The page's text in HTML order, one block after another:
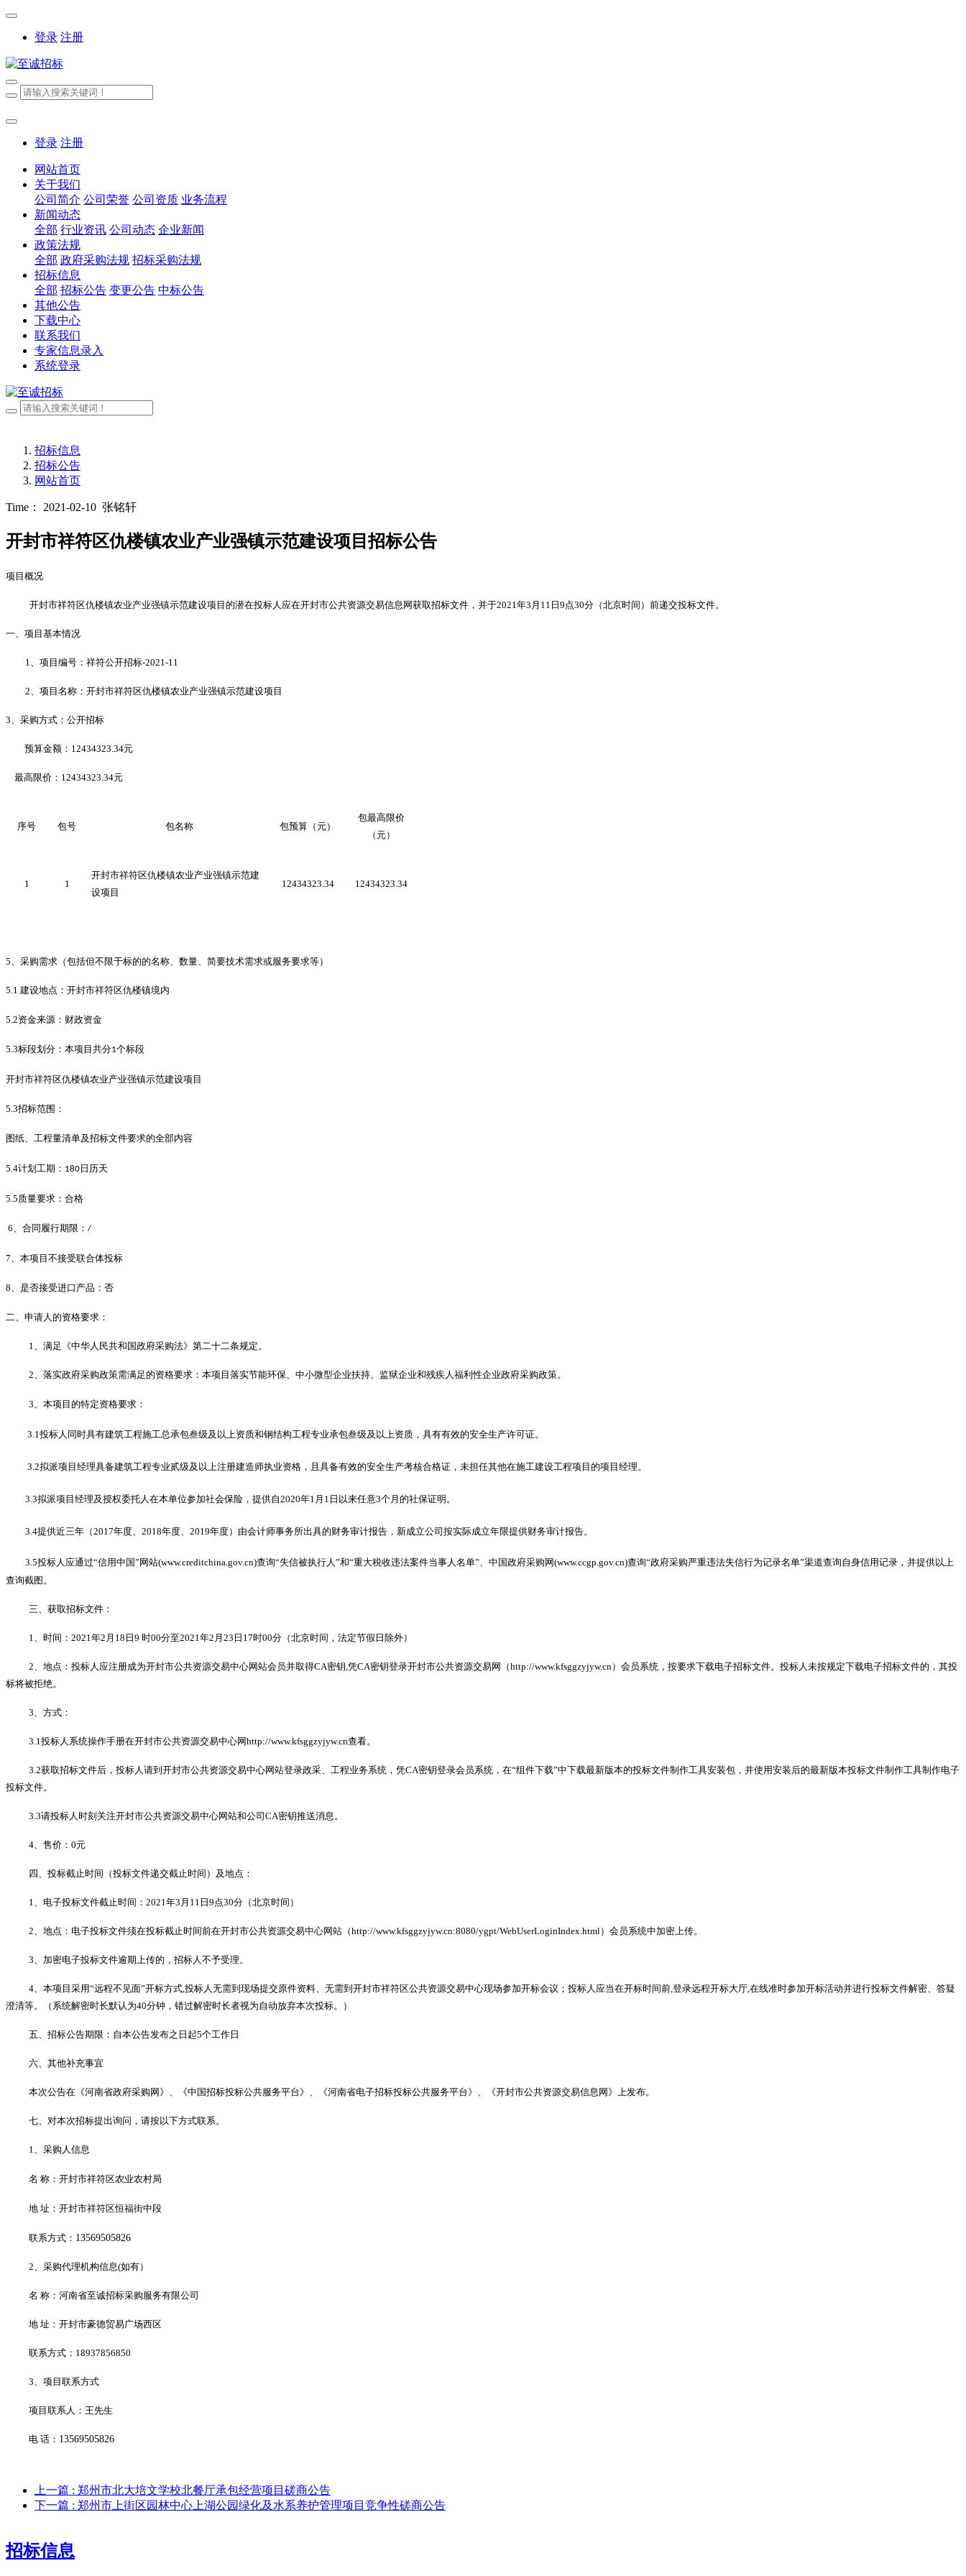
登录 注册
登录 注册
网站首页
关于我们
公司简介 公司荣誉 公司资质 业务流程
新闻动态
全部 行业资讯 公司动态 企业新闻
政策法规
全部 政府采购法规 招标采购法规
招标信息
全部 招标公告 变更公告 中标公告
其他公告
下载中心
联系我们
专家信息录入
系统登录
招标信息
招标公告
网站首页
Time： 2021-02-10 张铭轩
开封市祥符区仇楼镇农业产业强镇示范建设项目招标公告
项目概况
开封市祥符区仇楼镇农业产业强镇示范建设项目 的潜在投标人应在开封市公共资源交易信息网获取招标文件，并于2021年3月11日9点30分（北京时间）前递交投标文件。
一、项目基本情况
1、项目编号： 祥符公开招标-2021-11
2、项目名称： 开封市祥符区仇楼镇农业产业强镇示范建设项目
3、采购方式：公开招标
预算金额： 12434323.34元
最高限价： 12434323.34元
序号 包号 包名称 包预算（元）
包最高限价
（元）
1 1
开封市祥符区仇楼镇农业产业强镇示范建
设项目
12434323.34 12434323.34
5、采购需求 （包括但不限于标的的名称、数量、简要技术需求或服务要求等）
5.1 建设地点：开封市祥符区仇楼镇境内
5.2资金来源：财政资金
5.3标段划分：本项目共分1个标段
开封市祥符区仇楼镇农业产业强镇示范建设项目
5.3招标范围：
图纸、工程量清单及招标文件要求的全部内容
5.4计划工期： 180 日历天
5.5质量要求：合格
6、合同履行期限： /
7、本项目不接受联合体投标
8、是否接受进口产品：否
二、申请人的资格要求：
1、满足《中华人民共和国政府采购法》第二十二条规定。
2、落实政府采购政策需满足的资格要求： 本项目落实节能环保、中小微型企业扶持、监狱企业和残疾人福利性企业政府采购政策。
3、本项目的特定资格要求：
3.1投标人同时具有建筑工程施工总承包叁级及以上资质和钢结构工程专业承包叁级及以上资质，具有有效的安全生产许可证。
3.2拟派项目经理具备建筑工程专业贰级及以上注册建造师执业资格，且具备有效的安全生产考核合格证，未担任其他在施工建设工程项目的项目经理。
3.3拟派项目经理及授权委托人在本单位参加社会保险，提供自2020年1月1日以来任意3个月的社保证明。
3.4提供近三年（2017年度、2018年度、2019年度）由会计师事务所出具的财务审计报告，新成立公司按实际成立年限提供财务审计报告。
3.5投标人应通过“信用中国”网站(www.creditchina.gov.cn)查询“失信被执行人”和“重大税收违法案件当事人名单”、中国政府采购网(www.ccgp.gov.cn)查询“政府采购严重违法失信行为记录名单”渠道查询自身信用记录，并提供以上
查询截图。
三、获取招标文件：
1、时间：2021年2月18日9 时00分至2021年2月23日17时00分（北京时间，法定节假日除外）
2、地点：投标人应注册成为开封市公共资源交易中心网站会员并取得CA密钥,凭CA密钥登录开封市公共资源交易网（http://www.kfsggzyjyw.cn）会员系统，按要求下载电子招标文件。投标人未按规定下载电子招标文件的，其投
标将被拒绝。
3、方式：
3.1投标人系统操作手册在开封市公共资源交易中心网http://www.kfsggzyjyw.cn查看。
3.2获取招标文件后，投标人请到开封市公共资源交易中心网站登录政采、工程业务系统，凭CA密钥登录会员系统，在“组件下载”中下载最新版本的投标文件制作工具安装包，并使用安装后的最新版本投标文件制作工具制作电子
投标文件。
3.3请投标人时刻关注开封市公共资源交易中心网站和公司CA密钥推送消息。
4、售价：0元
四、投标截止时间（投标文件递交截止时间）及地点：
1、电子投标文件截止时间：2021年3月11日9点30分（北京时间）
2、 地点：电子投标文件须在投标截止时间前在开封市公共资源交易中心网站（http://www.kfsggzyjyw.cn:8080/ygpt/WebUserLoginIndex.html）会员系统中加密上传。
3、加密电子投标文件逾期上传的，招标人不予受理。
4、本项目采用“远程不见面”开标方式,投标人无需到现场提交原件资料、无需到开封市祥符区公共资源交易中心现场参加开标会议；投标人应当在开标时间前,登录远程开标大厅,在线准时参加开标活动并进行投标文件解密、答疑
澄清等。（系统解密时长默认为40分钟，错过解密时长者视为自动放弃本次投标。）
五、招标公告期限：自本公告发布之日起5个工作日
六、其他补充事宜
本次公告在《河南省政府采购网》、《中国招标投标公共服务平台》、《河南省电子招标投标公共服务平台》、《开封市公共资源交易信息网》上发布。
七、对本次招标提出询问，请按以下方式联系。
1、采购 人信息
名 称： 开封市祥符区农业农村局
地 址： 开封市祥符区恒福街中段
联系方式： 13569505826
2、采购代理机构信息(如有）
名 称：河南省至诚招标采购服务有限公司
地 址：开封市豪德贸易广场西区
联系方式： 18937856850
3、项目联系方式
项目联系人：王先生
电 话： 13569505826
上一篇 : 郑州市北大培文学校北餐厅承包经营项目磋商公告
下一篇 : 郑州市上街区园林中心上湖公园绿化及水系养护管理项目竞争性磋商公告
招标信息